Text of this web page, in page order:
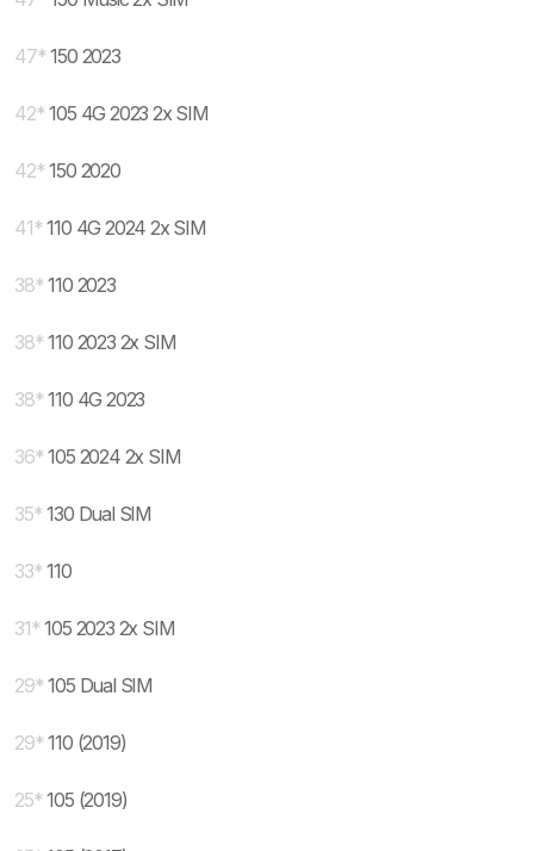
47* 150 2023
42* 105 4G 2023 2x SIM
42* 150 2020
41* 110 4G 2024 2x SIM
38* 110 2023
38* 110 2023 2x SIM
38* 110 4G 2023
36* 105 2024 2x SIM
35* 130 Dual SIM
33* 110
31* 105 2023 2x SIM
29* 105 Dual SIM
29* 110 (2019)
25* 105 (2019)